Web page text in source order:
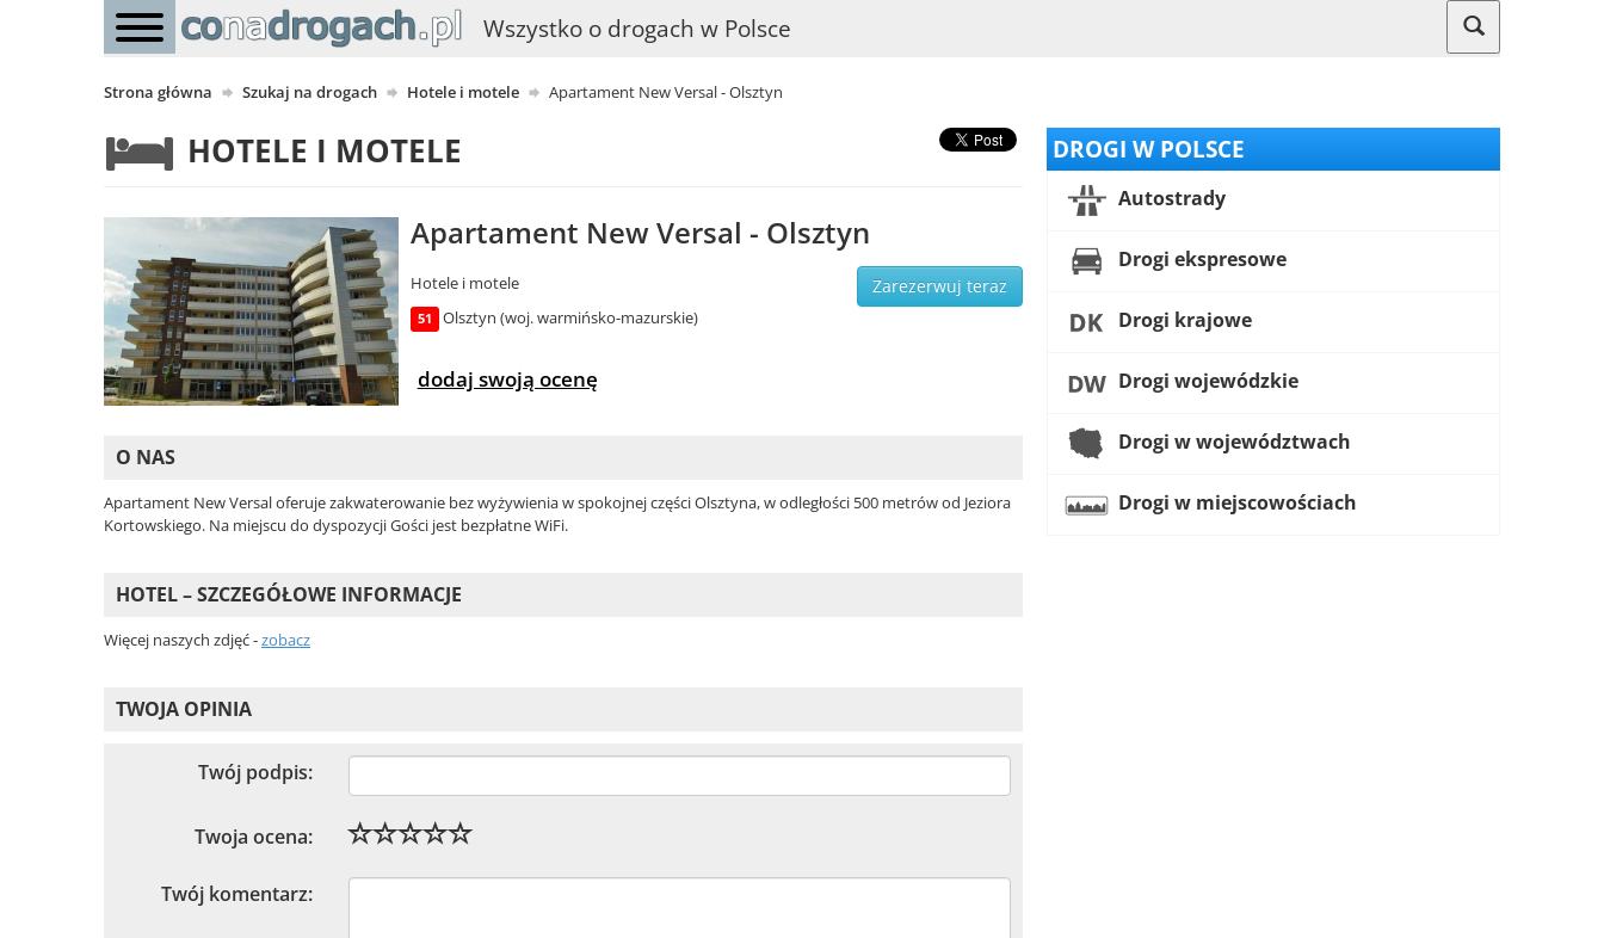
Wszystko o drogach w Polsce
Strona główna Szukaj na drogach Hotele i motele Apartament New Versal - Olsztyn
HOTELE I MOTELE
Apartament New Versal - Olsztyn
Zarezerwuj teraz
Hotele i motele
51 Olsztyn (woj. warmińsko-mazurskie)
dodaj swoją ocenę
O NAS
Apartament New Versal oferuje zakwaterowanie bez wyżywienia w spokojnej części Olsztyna, w odległości 500 metrów od Jeziora
Kortowskiego. Na miejscu do dyspozycji Gości jest bezpłatne WiFi.
HOTEL – SZCZEGÓŁOWE INFORMACJE
Więcej naszych zdjęć -zobacz
TWOJA OPINIA
Twój podpis:
Twoja ocena:
Twój komentarz:
DROGI W POLSCE
Autostrady
Drogi ekspresowe
Drogi krajowe
Drogi wojewódzkie
Drogi w województwach
Drogi w miejscowościach